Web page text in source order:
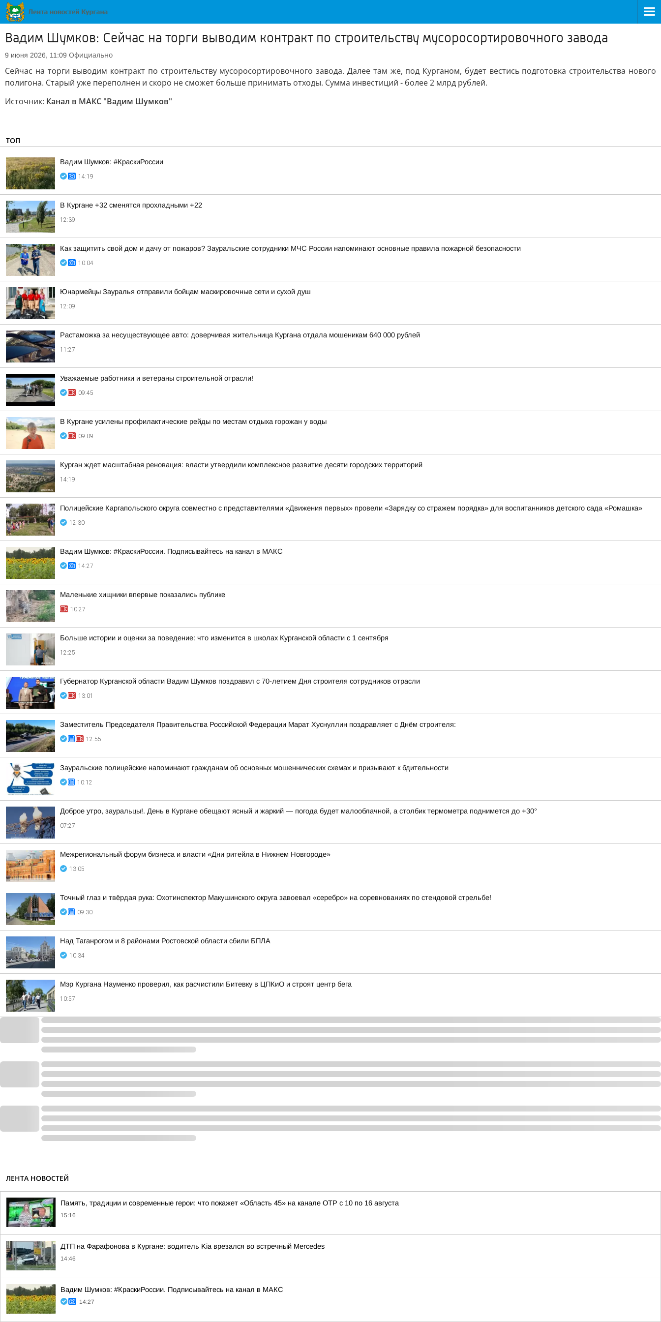
Вадим Шумков: Сейчас на торги выводим контракт по строительству мусоросортировочного завода
9 июня 2026, 11:09 Официально
Сейчас на торги выводим контракт по строительству мусоросортировочного завода. Далее там же, под Курганом, будет вестись подготовка строительства нового
полигона. Старый уже переполнен и скоро не сможет больше принимать отходы. Сумма инвестиций - более 2 млрд рублей.
Источник: Канал в МАКС "Вадим Шумков"
ТОП
Вадим Шумков: #КраскиРоссии
14:19
В Кургане +32 сменятся прохладными +22
12:39
Как защитить свой дом и дачу от пожаров? Зауральские сотрудники МЧС России напоминают основные правила пожарной безопасности
10:04
Юнармейцы Зауралья отправили бойцам маскировочные сети и сухой душ
12:09
Растаможка за несуществующее авто: доверчивая жительница Кургана отдала мошеникам 640 000 рублей
11:27
Уважаемые работники и ветераны строительной отрасли!
09:45
В Кургане усилены профилактические рейды по местам отдыха горожан у воды
09:09
Курган ждет масштабная реновация: власти утвердили комплексное развитие десяти городских территорий
14:19
Полицейские Каргапольского округа совместно с представителями «Движения первых» провели «Зарядку со стражем порядка» для воспитанников детского сада «Ромашка»
12:30
Вадим Шумков: #КраскиРоссии. Подписывайтесь на канал в МАКС
14:27
Маленькие хищники впервые показались публике
10:27
Больше истории и оценки за поведение: что изменится в школах Курганской области с 1 сентября
12:25
Губернатор Курганской области Вадим Шумков поздравил с 70-летием Дня строителя сотрудников отрасли
13:01
Заместитель Председателя Правительства Российской Федерации Марат Хуснуллин поздравляет с Днём строителя:
12:55
Зауральские полицейские напоминают гражданам об основных мошеннических схемах и призывают к бдительности
10:12
Доброе утро, зауральцы!. День в Кургане обещают ясный и жаркий — погода будет малооблачной, а столбик термометра поднимется до +30°
07:27
Межрегиональный форум бизнеса и власти «Дни ритейла в Нижнем Новгороде»
13:05
Точный глаз и твёрдая рука: Охотинспектор Макушинского округа завоевал «серебро» на соревнованиях по стендовой стрельбе!
09:30
Над Таганрогом и 8 районами Ростовской области сбили БПЛА
10:34
Мэр Кургана Науменко проверил, как расчистили Битевку в ЦПКиО и строят центр бега
10:57
ЛЕНТА НОВОСТЕЙ
Память, традиции и современные герои: что покажет «Область 45» на канале ОТР с 10 по 16 августа
15:16
ДТП на Фарафонова в Кургане: водитель Kia врезался во встречный Mercedes
14:46
Вадим Шумков: #КраскиРоссии. Подписывайтесь на канал в МАКС
14:27